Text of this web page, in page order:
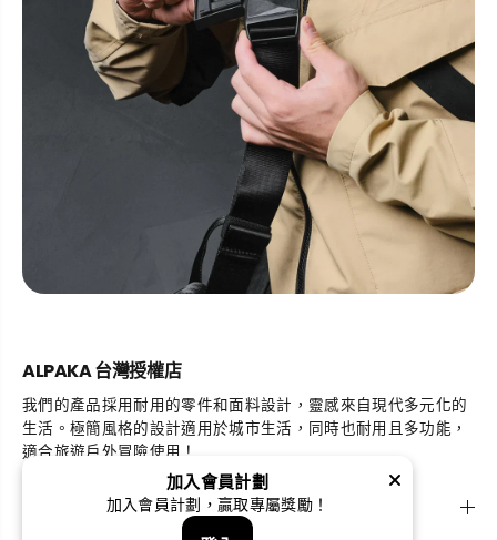
ALPAKA 台灣授權店
我們的產品採用耐用的零件和面料設計，靈感來自現代多元化的
生活。極簡風格的設計適用於城市生活，同時也耐用且多功能，
適合旅遊戶外冒險使用！
加入會員計劃
加入會員計劃，贏取專屬獎勵！